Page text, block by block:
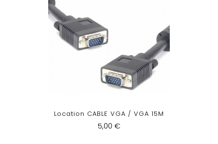
Location CABLE VGA / VGA 15M
5,00 €